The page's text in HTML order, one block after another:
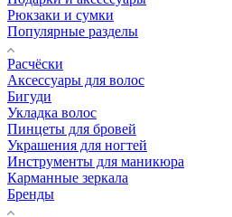
Рюкзаки и сумки
Популярные разделы
Расчёски
Аксессуары для волос
Бигуди
Укладка волос
Пинцеты для бровей
Украшения для ногтей
Инструменты для маникюра
Карманные зеркала
Бренды